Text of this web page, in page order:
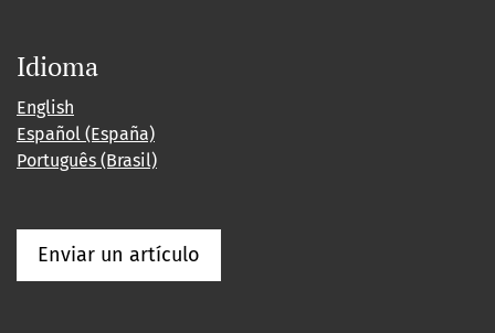
Idioma
English
Español (España)
Português (Brasil)
Enviar un artículo